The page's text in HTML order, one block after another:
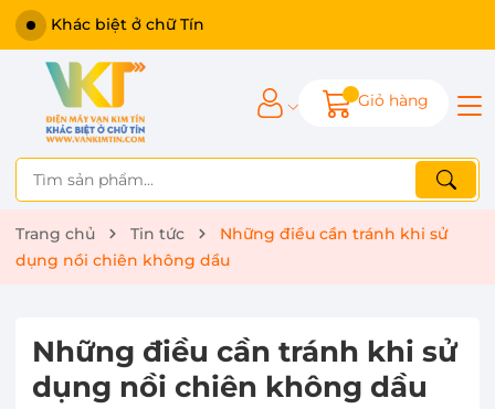
Giỏ hàng
Trang chủ Tin tức
Những điều cần tránh khi sử
dụng nồi chiên không dầu
Những điều cần tránh khi sử
dụng nồi chiên không dầu